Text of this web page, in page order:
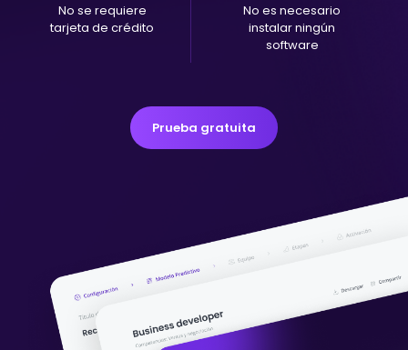
No se requiere
tarjeta de crédito
No es necesario
instalar ningún
software
Prueba gratuita